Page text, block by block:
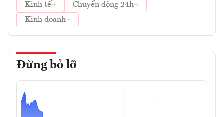
Kinh tế
Chuyển động 24h
Kinh doanh
Đừng bỏ lỡ